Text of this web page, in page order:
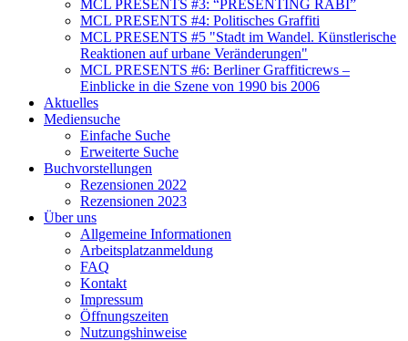
MCL PRESENTS #3: “PRESENTING RABI”
MCL PRESENTS #4: Politisches Graffiti
MCL PRESENTS #5 "Stadt im Wandel. Künstlerische
Reaktionen auf urbane Veränderungen"
MCL PRESENTS #6: Berliner Graffiticrews –
Einblicke in die Szene von 1990 bis 2006
Aktuelles
Mediensuche
Einfache Suche
Erweiterte Suche
Buchvorstellungen
Rezensionen 2022
Rezensionen 2023
Über uns
Allgemeine Informationen
Arbeitsplatzanmeldung
FAQ
Kontakt
Impressum
Öffnungszeiten
Nutzungshinweise